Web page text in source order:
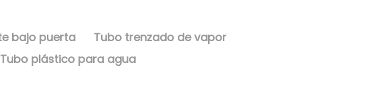
bajo puerta
Tubo trenzado de vapor
plástico para agua